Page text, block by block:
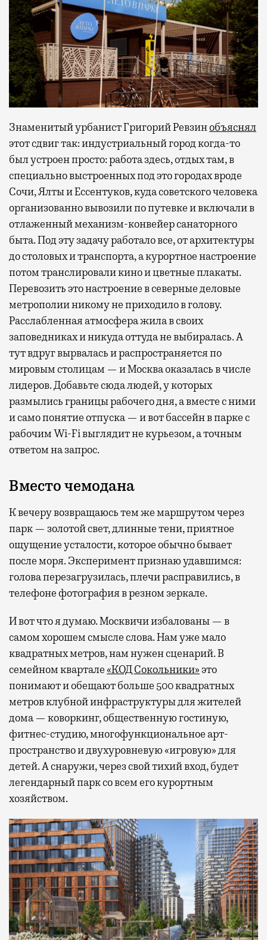
Знаменитый урбанист Григорий Ревзинобъяснял
этот сдвиг так: индустриальный город когда-то
был устроен просто: работа здесь, отдых там, в
специально выстроенных под это городах вроде
Сочи, Ялты и Ессентуков, куда советского человека
организованно вывозили по путевке и включали в
отлаженный механизм-конвейер санаторного
быта. Под эту задачу работало все, от архитектуры
до столовых и транспорта, а курортное настроение
потом транслировали кино и цветные плакаты.
Перевозить это настроение в северные деловые
метрополии никому не приходило в голову.
Расслабленная атмосфера жила в своих
заповедниках и никуда оттуда не выбиралась. А
тут вдруг вырвалась и распространяется по
мировым столицам — и Москва оказалась в числе
лидеров. Добавьте сюда людей, у которых
размылись границы рабочего дня, а вместе с ними
и само понятие отпуска — и вот бассейн в парке с
рабочим Wi-Fi выглядит не курьезом, а точным
ответом на запрос.
Вместо чемодана
К вечеру возвращаюсь тем же маршрутом через
парк — золотой свет, длинные тени, приятное
ощущение усталости, которое обычно бывает
после моря. Эксперимент признаю удавшимся:
голова перезагрузилась, плечи расправились, в
телефоне фотография в резном зеркале.
И вот что я думаю. Москвичи избалованы — в
самом хорошем смысле слова. Нам уже мало
квадратных метров, нам нужен сценарий. В
семейном квартале«КОД Сокольники»это
понимают и обещают больше 500 квадратных
метров клубной инфраструктуры для жителей
дома — коворкинг, общественную гостиную,
фитнес-студию, многофункциональное арт-
пространство и двухуровневую «игровую» для
детей. А снаружи, через свой тихий вход, будет
легендарный парк со всем его курортным
хозяйством.